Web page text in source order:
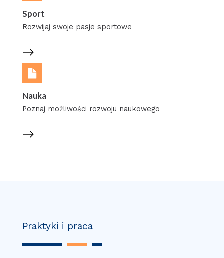
Sport
Rozwijaj swoje pasje sportowe
Nauka
Poznaj możliwości rozwoju naukowego
Praktyki i praca